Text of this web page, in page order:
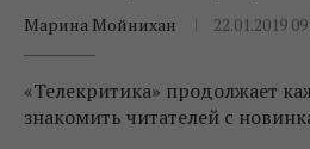
Марина Мойнихан
22.01.2019
«Телекритика» продолжает
знакомить читателей с